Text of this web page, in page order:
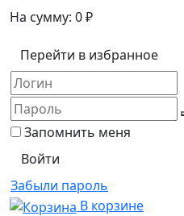
На сумму: 0₽
Перейти в избранное
Запомнить меня
Забыли пароль
В корзине